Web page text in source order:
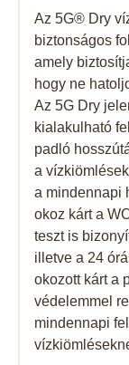
Az 5G® Dry
biztonságos
amely
hogy ne
Az 5G Dry
kialakulható
padló
a
a mindennapi
okoz kárt a
teszt is
illetve a 24
okozott kárt a
védelemmel
mindennapi